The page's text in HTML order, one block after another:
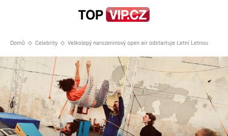
Domů Celebrity Velkolepý narozeninový open air odstartuje Letní Letnou